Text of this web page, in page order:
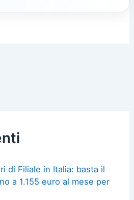
di Filiale in Italia: basta il
a 1.155 euro al mese per